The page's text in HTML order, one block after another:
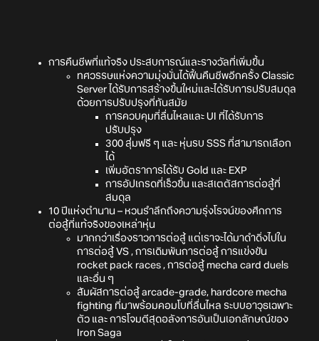
การคืนชีพที่แท้จริง ประสบการณ์และรางวัลที่เพิ่มขึ้น
ทศวรรษแห่งความมุ่งมั่นได้ฟื้นคืนชีพอีกครั้ง Classic
Server ได้รับการสร้างขึ้นใหม่และได้รับการปรับสมดุล
ด้วยการปรับปรุงที่ทันสมัย
การควบคุมที่ลื่นไหลและ UI ที่ได้รับการ
ปรับปรุง
300 สุ่มฟรี ๆ และ หุ่นรบ SSS ที่สามารถเลือก
ได้
เพิ่มอัตราการได้รับ Gold และ EXP
การอัปเกรดที่เร็วขึ้น และสเตตัสการต่อสู้ที่
สมดุล
10 ปีแห่งตำนาน – หวนรำลึกถึงความรุ่งโรจน์ของศึกการ
ต่อสู้ที่แท้จริงของเหล่าหุ่น
มากกว่าเรื่องราวการต่อสู้ แต่เราจะได้มาดำดิ่งไปใน
การต่อสู้ VS , การเดิมพันการต่อสู้ การแข่งขัน
rocket pack races , การต่อสู้ mecha card duels
และอื่น ๆ
สัมผัสการต่อสู้ arcade-grade, hardcore mecha
fighting ที่มาพร้อมคอมโบที่ลื่นไหล ระบบอาวุธเฉพาะ
ตัว และ การโจมตีสุดอลังการอันเป็นเอกลักษณ์ของ
Iron Saga